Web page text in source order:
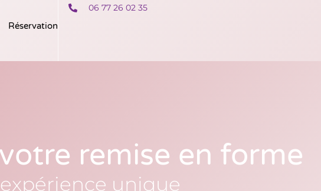
Réservation
06 77 26 02 35
remise en forme
unique